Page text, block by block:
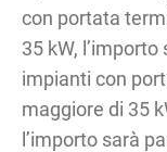
con portata
35 kW,
impianti con
maggiore di 35
l’importo sarà